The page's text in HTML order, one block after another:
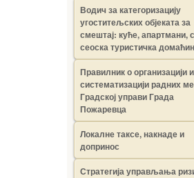
Водич за категоризацију
угоститељских објеката за
смештај: куће, апартмани,
сеоска туристичка
Правилник о организацији и
систематизацији радних
Градској управи Града
Пожаревца
Локалне таксе, накнаде и
допринос
Стратегија управљања